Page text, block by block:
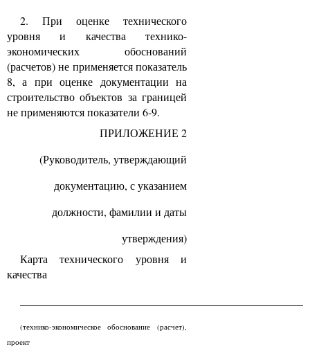
2. При оценке технического
уровня и качества технико-
экономических обоснований
(расчетов) не применяется показатель
8, а при оценке документации на
строительство объектов за границей
не применяются показатели 6-9.
ПРИЛОЖЕНИЕ 2
(Руководитель, утверждающий
документацию, с указанием
должности, фамилии и даты
утверждения)
Карта технического уровня и
качества
(технико-экономическое обоснование (расчет),
проект